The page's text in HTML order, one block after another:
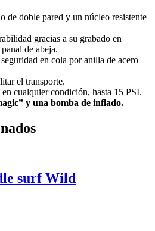
de doble pared y un núcleo resistente
gracias a su grabado en
de abeja.
en cola por anilla de acero
el transporte.
cualquier condición, hasta 15 PSI.
y una bomba de inflado.
surf Wild